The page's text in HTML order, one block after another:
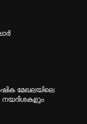
മേഖലയിലെ
നയദിശകളും